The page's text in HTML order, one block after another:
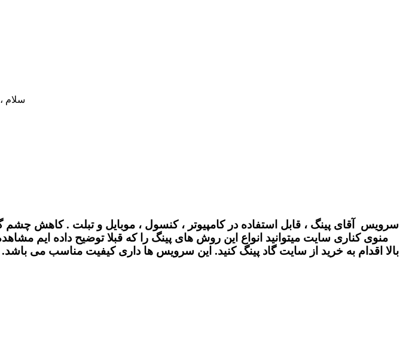
سلام
سرویس آقای پینگ ، قابل استفاده در کامپیوتر ، کنسول ، موبایل و تبلت .کاهش چشم
منوی كناری سایت میتوانید انواع این روش های پینگ را كه قبلا توضیح داده ایم
بالا اقدام به خرید از سایت گاد پینگ كنید. این سرویس ها داری كیفیت مناسب می